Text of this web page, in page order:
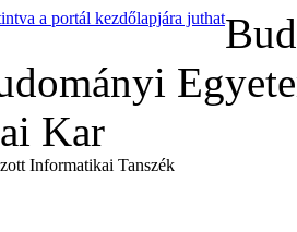
Kar
Informatikai Tanszék